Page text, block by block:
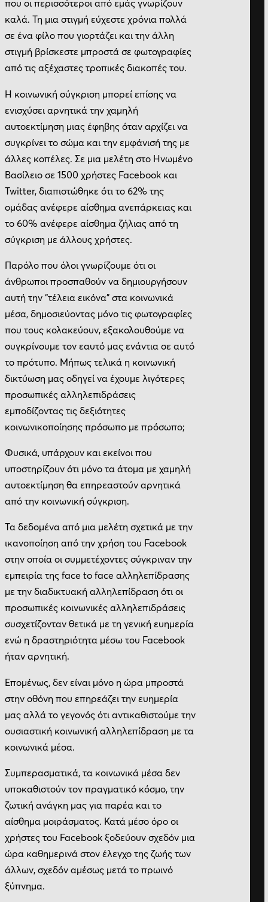
που οι περισσότεροι από εμάς γνωρίζουν
καλά. Τη μια στιγμή εύχεστε χρόνια πολλά
σε ένα φίλο που γιορτάζει και την άλλη
στιγμή βρίσκεστε μπροστά σε φωτογραφίες
από τις αξέχαστες τροπικές διακοπές του.
Η κοινωνική σύγκριση μπορεί επίσης να
ενισχύσει αρνητικά την χαμηλή
αυτοεκτίμηση μιας έφηβης όταν αρχίζει να
συγκρίνει το σώμα και την εμφάνισή της με
άλλες κοπέλες. Σε μια μελέτη στο Ηνωμένο
Βασίλειο σε 1500 χρήστες Facebook και
Twitter, διαπιστώθηκε ότι το 62% της
ομάδας ανέφερε αίσθημα ανεπάρκειας και
το 60% ανέφερε αίσθημα ζήλιας από τη
σύγκριση με άλλους χρήστες.
Παρόλο που όλοι γνωρίζουμε ότι οι
άνθρωποι προσπαθούν να δημιουργήσουν
αυτή την “τέλεια εικόνα” στα κοινωνικά
μέσα, δημοσιεύοντας μόνο τις φωτογραφίες
που τους κολακεύουν, εξακολουθούμε να
συγκρίνουμε τον εαυτό μας ενάντια σε αυτό
το πρότυπο. Μήπως τελικά η κοινωνική
δικτύωση μας οδηγεί να έχουμε λιγότερες
προσωπικές αλληλεπιδράσεις
εμποδίζοντας τις δεξιότητες
κοινωνικοποίησης πρόσωπο με πρόσωπο;
Φυσικά, υπάρχουν και εκείνοι που
υποστηρίζουν ότι μόνο τα άτομα με χαμηλή
αυτοεκτίμηση θα επηρεαστούν αρνητικά
από την κοινωνική σύγκριση.
Τα δεδομένα από μια μελέτη σχετικά με την
ικανοποίηση από την χρήση του Facebook
στην οποία οι συμμετέχοντες σύγκριναν την
εμπειρία της face to face αλληλεπίδρασης
με την διαδικτυακή αλληλεπίδραση ότι οι
προσωπικές κοινωνικές αλληλεπιδράσεις
συσχετίζονταν θετικά με τη γενική ευημερία
ενώ η δραστηριότητα μέσω του Facebook
ήταν αρνητική.
Επομένως, δεν είναι μόνο η ώρα μπροστά
στην οθόνη που επηρεάζει την ευημερία
μας αλλά το γεγονός ότι αντικαθιστούμε την
ουσιαστική κοινωνική αλληλεπίδραση με τα
κοινωνικά μέσα.
Συμπερασματικά, τα κοινωνικά μέσα δεν
υποκαθιστούν τον πραγματικό κόσμο, την
ζωτική ανάγκη μας για παρέα και το
αίσθημα μοιράσματος. Κατά μέσο όρο οι
χρήστες του Facebook ξοδεύουν σχεδόν μια
ώρα καθημερινά στον έλεγχο της ζωής των
άλλων, σχεδόν αμέσως μετά το πρωινό
ξύπνημα.